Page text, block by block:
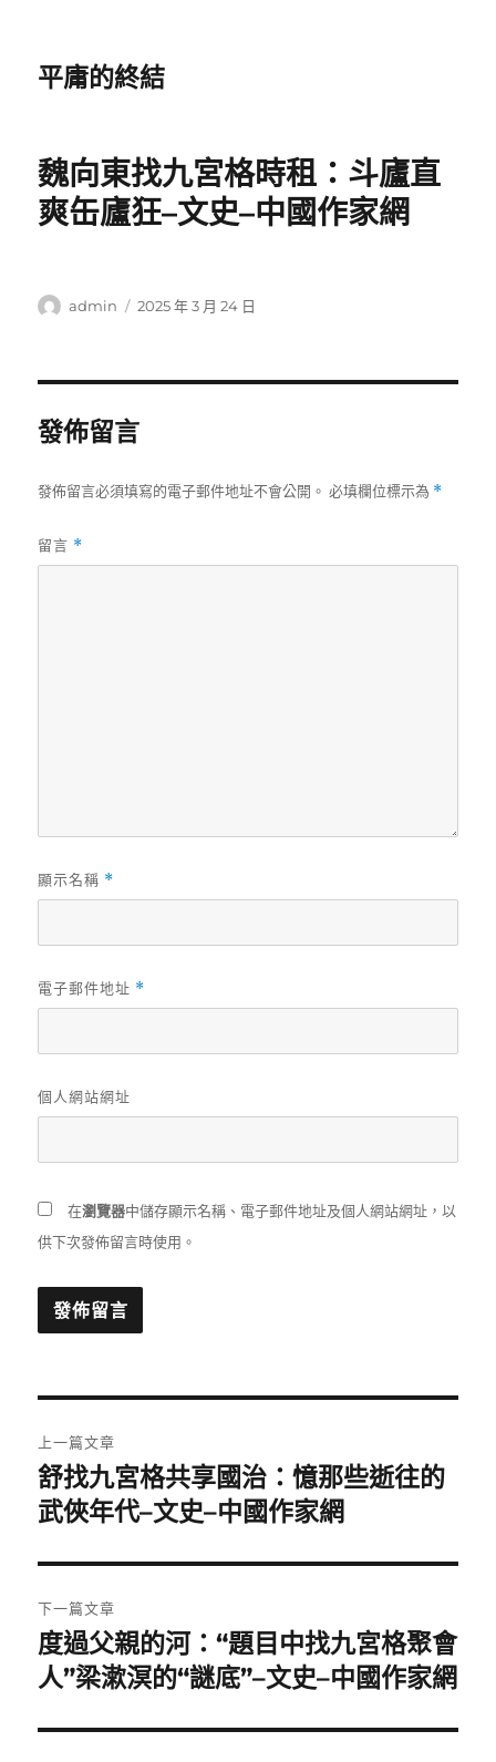
平庸的終結
魏向東找九宮格時租：斗廬直
爽缶廬狂–文史–中國作家網
作
admin
發
2025 年 3 月 24 日
發佈留言
發佈留言必須填寫的電子郵件地址不會公開。 必填欄位標示為 *
留言 *
顯示名稱 *
電子郵件地址 *
個人網站網址
在瀏覽器中儲存顯示名稱、電子郵件地址及個人網站網址，以
供下次發佈留言時使用。
章
導
覽
上一篇文章
上
一
文
章:
舒找九宮格共享國治：憶那些逝往的
武俠年代–文史–中國作家網
下一篇文章
下
一
文
度過父親的河：“題目中找九宮格聚會
人”梁漱溟的“謎底”–文史–中國作家網